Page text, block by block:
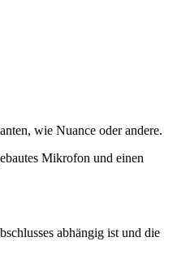
wie Nuance oder andere.
Mikrofon und einen
abhängig ist und die